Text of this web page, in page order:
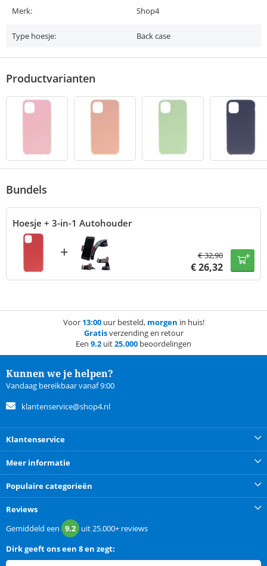
Merk: Shop4
Type hoesje: Back case
Productvarianten
Bundels
Hoesje + 3-in-1 Autohouder
+ €32,90
€26,32
Voor 13:00uur besteld, morgen in huis!
Gratisverzending en retour
Een 9.2 uit25.000 beoordelingen
Kunnen we je helpen?
Vandaag bereikbaar vanaf 9:00
klantenservice@shop4.nl
Klantenservice
Meer informatie
Populaire categorieën
Reviews
Gemiddeld een 9.2 uit25.000+ reviews
Dirkgeeft ons een 8 en zegt: